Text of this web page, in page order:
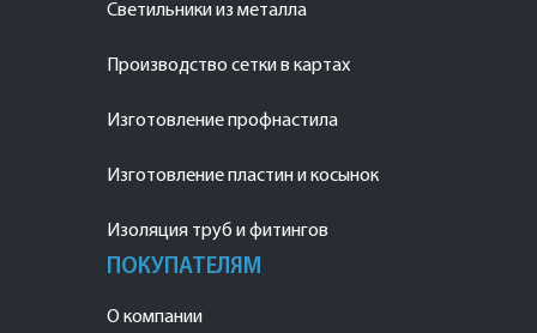
Светильники из металла
Производство сетки в картах
Изготовление профнастила
Изготовление пластин и косынок
Изоляция труб и фитингов
ПОКУПАТЕЛЯМ
О компании